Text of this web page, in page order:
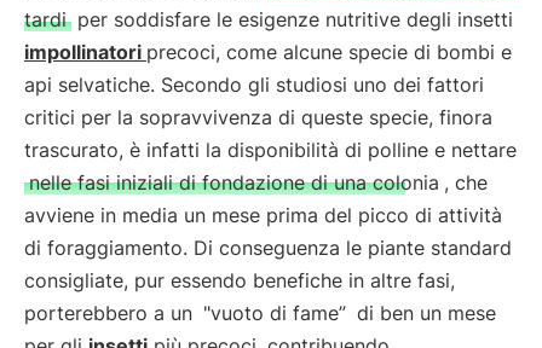
tardi per soddisfare le esigenze nutritive degli insetti
impollinatori precoci, come alcune specie di bombi e
api selvatiche. Secondo gli studiosi uno dei fattori
critici per la sopravvivenza di queste specie, finora
trascurato, è infatti la disponibilità di polline e nettare
nelle fasi iniziali di fondazione di una colonia , che
avviene in media un mese prima del picco di attività
di foraggiamento. Di conseguenza le piante standard
consigliate, pur essendo benefiche in altre fasi,
porterebbero a un "vuoto di fame” di ben un mese